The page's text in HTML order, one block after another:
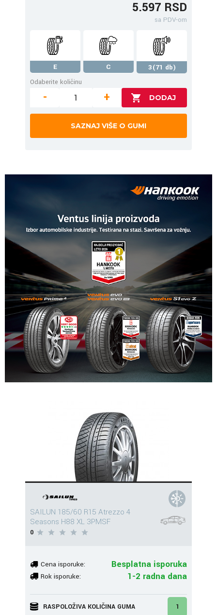
5.597 RSD
sa PDV-om
E C
3(71 db)
Odaberite količinu
- +
SAZNAJ VIŠE O GUMI
SAILUN 185/60 R15 Atrezzo 4
Seasons H88 XL 3PMSF
0
Cena isporuke: Besplatna isporuka
Rok isporuke: 1-2 radna dana
RASPOLOŽIVA KOLIČINA GUMA 1